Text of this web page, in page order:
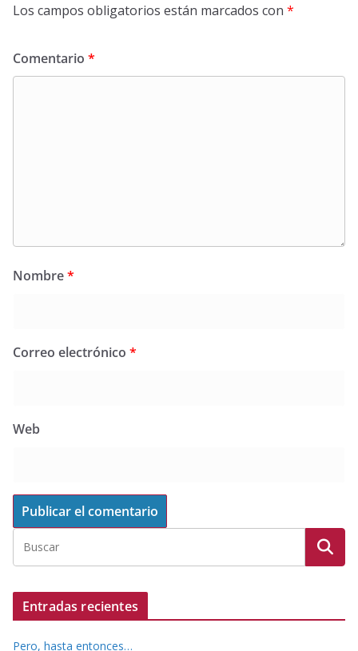
Los campos obligatorios están marcados con *
Comentario *
Nombre*
Correo electrónico *
Web
Entradas recientes
Pero, hasta entonces…